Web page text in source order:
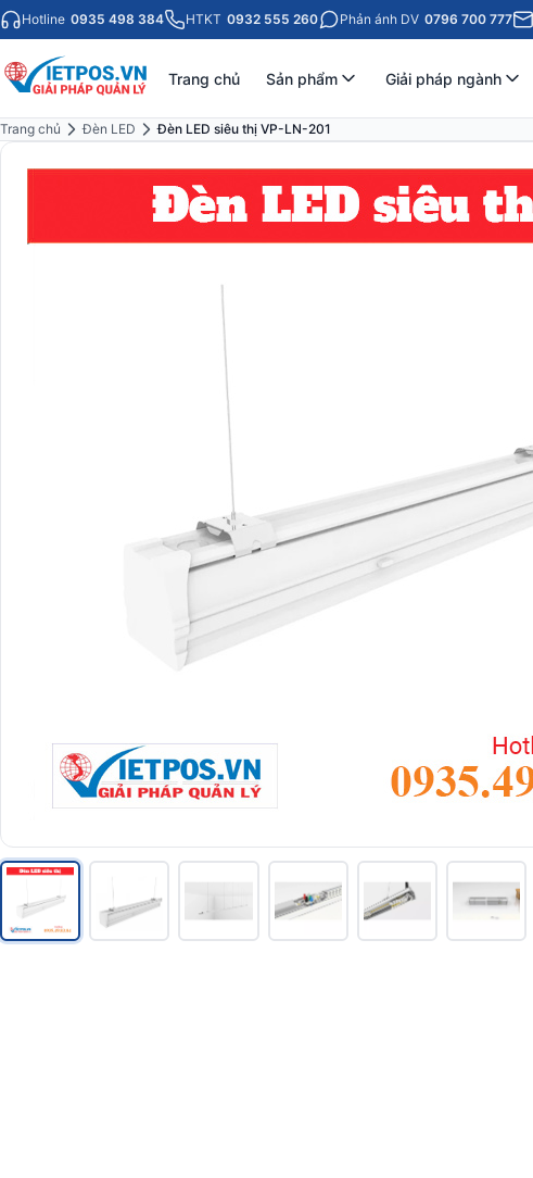
Hotline 0935 498 384 HTKT 0932 555 260 Phản ánh DV 0796 700 777
Trang chủ Sản phẩm Giải pháp ngành
Trang chủ Đèn LED
Đèn LED siêu thị VP-LN-201